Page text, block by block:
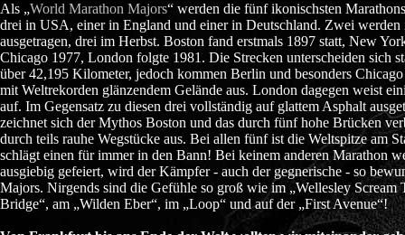
Als „World Marathon Majors“ werden die fünf ikonischsten
drei in USA, einer in England und einer in Deutschland. Zwei werden
ausgetragen, drei im Herbst. Boston fand erstmals 1897 statt, New
Chicago 1977, London folgte 1981. Die Strecken unterscheiden sich
über 42,195 Kilometer, jedoch kommen Berlin und besonders
mit Weltrekorden glänzendem Gelände aus. London dagegen weist
auf. Im Gegensatz zu diesen drei vollständig auf glattem Asphalt
zeichnet sich der Mythos Boston und das durch fünf hohe Brücken
durch teils rauhe Wegstücke aus. Bei allen fünf ist die Weltspitze am
schlägt einen für immer in den Bann! Bei keinem anderen Marathon
ausgiebig gefeiert, wird der Kämpfer - auch der gegnerische - so
Majors. Nirgends sind die Gefühle so groß wie im „Wellesley Scream
Bridge“, am „Wilden Eber“, im „Loop“ und auf der „First Avenue“!